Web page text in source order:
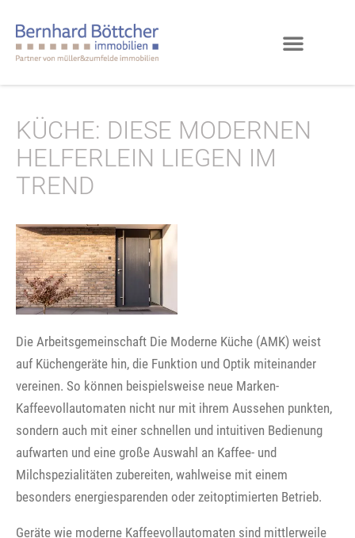
KÜCHE: DIESE MODERNEN
HELFERLEIN LIEGEN IM
TREND
Die Arbeitsgemeinschaft Die Moderne Küche (AMK) weist
auf Küchengeräte hin, die Funktion und Optik miteinander
vereinen. So können beispielsweise neue Marken-
Kaffeevollautomaten nicht nur mit ihrem Aussehen punkten,
sondern auch mit einer schnellen und intuitiven Bedienung
aufwarten und eine große Auswahl an Kaffee- und
Milchspezialitäten zubereiten, wahlweise mit einem
besonders energiesparenden oder zeitoptimierten Betrieb.
Geräte wie moderne Kaffeevollautomaten sind mittlerweile